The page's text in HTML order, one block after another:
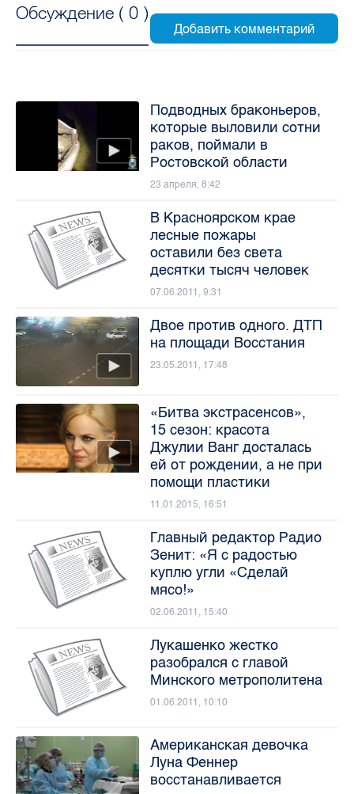
Обсуждение ( 0 )
Подводных браконьеров,
которые выловили сотни
раков, поймали в
Ростовской области
23 апреля, 8:42
В Красноярском крае
лесные пожары
оставили без света
десятки тысяч человек
07.06.2011, 9:31
Двое против одного. ДТП
на площади Восстания
23.05.2011, 17:48
«Битва экстрасенсов»,
15 сезон: красота
Джулии Ванг досталась
ей от рождении, а не при
помощи пластики
11.01.2015, 16:51
Главный редактор Радио
Зенит: «Я с радостью
куплю угли «Сделай
мясо!»
02.06.2011, 15:40
Лукашенко жестко
разобрался с главой
Минского метрополитена
01.06.2011, 10:10
Американская девочка
Луна Феннер
восстанавливается